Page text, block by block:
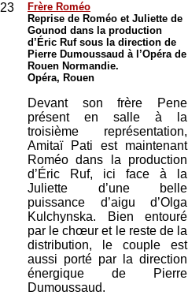
Frère Roméo
Reprise de Roméo et Juliette de
Gounod dans la production
d’Éric Ruf sous la direction de
Pierre Dumoussaud à l’Opéra de
Rouen Normandie.
Opéra, Rouen
Devant son frère Pene
présent en salle à la
troisième représentation,
Amitaï Pati est maintenant
Roméo dans la production
d’Éric Ruf, ici face à la
Juliette d’une belle
puissance d’aigu d’Olga
Kulchynska. Bien entouré
par le chœur et le reste de la
distribution, le couple est
aussi porté par la direction
énergique de Pierre
Dumoussaud.